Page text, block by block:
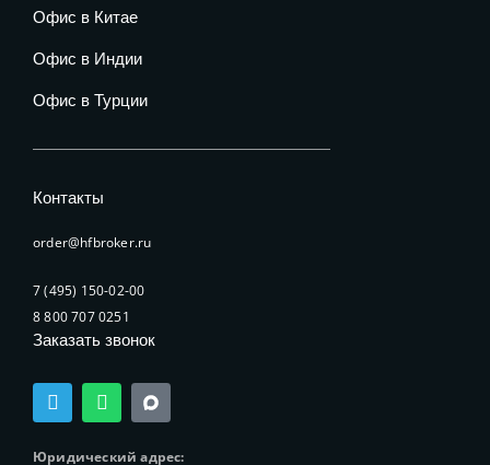
Офис в Китае
Офис в Индии
Офис в Турции
Контакты
order@hfbroker.ru
7 (495) 150-02-00
8 800 707 0251
Заказать звонок
T
e
l
e
W
h
a
t
Юридический адрес: